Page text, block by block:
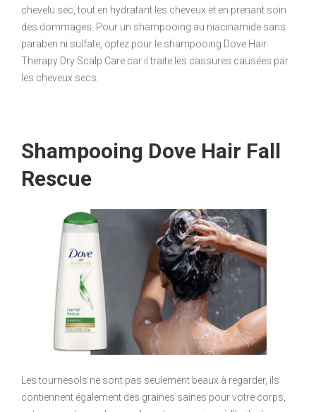
chevelu sec, tout en hydratant les cheveux et en prenant soin
des dommages. Pour un shampooing au niacinamide sans
paraben ni sulfate, optez pour le shampooing Dove Hair
Therapy Dry Scalp Care car il traite les cassures causées par
les cheveux secs.
Shampooing Dove Hair Fall
Rescue
Les tournesols ne sont pas seulement beaux à regarder, ils
contiennent également des graines saines pour votre corps,